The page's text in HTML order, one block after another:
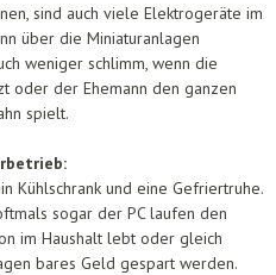
sind auch viele Elektrogeräte im
über die Miniaturanlagen
weniger schlimm, wenn die
oder der Ehemann den ganzen
spielt.
Kühlschrank und eine Gefriertruhe.
sogar der PC laufen den
im Haushalt lebt oder gleich
bares Geld gespart werden.